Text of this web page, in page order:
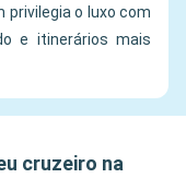
privilegia o luxo com
e itinerários mais
cruzeiro na